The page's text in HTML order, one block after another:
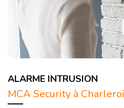
ALARME INTRUSION
MCA Security à Charleroi